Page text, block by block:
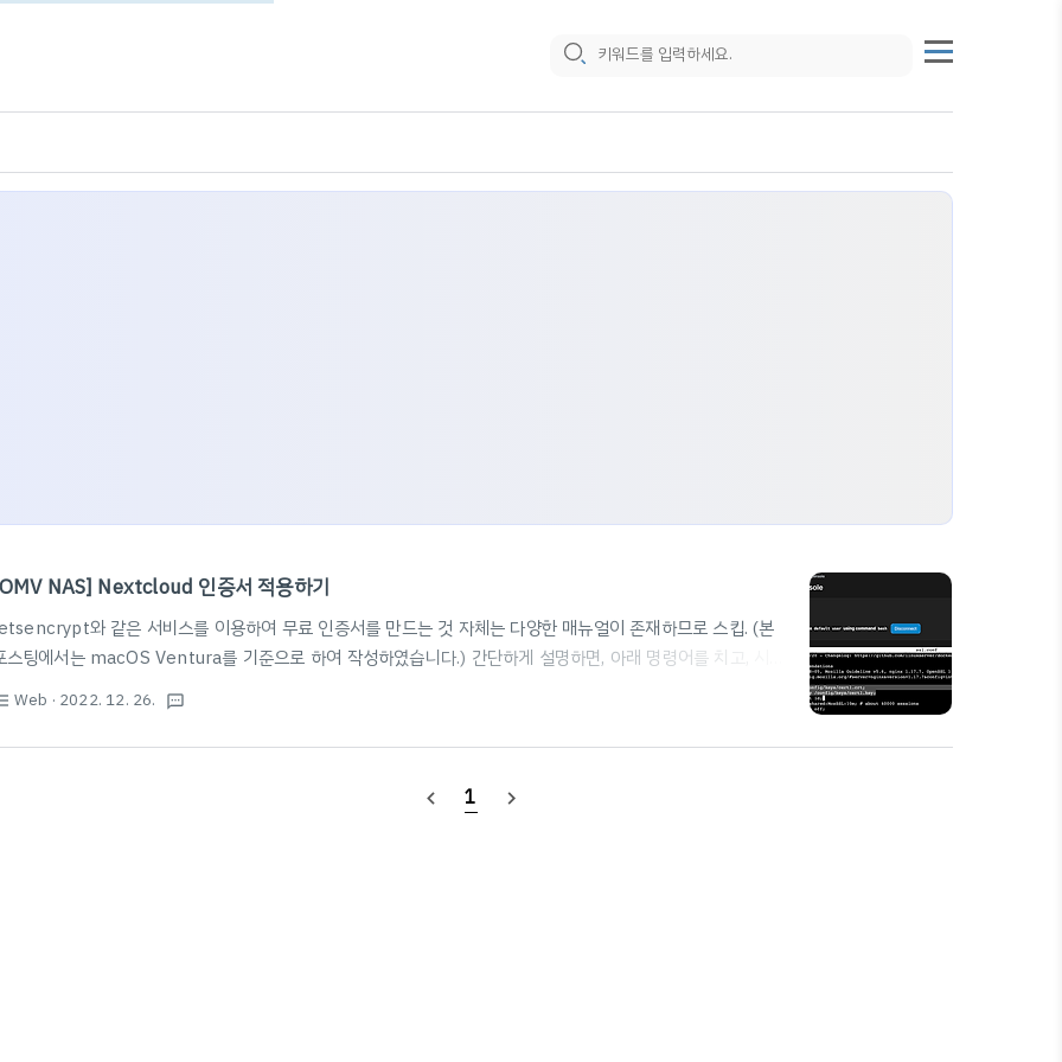
NAS] Nextcloud 인증서 적용하기
와 같은 서비스를 이용하여 무료 인증서를 만드는 것 자체는 다양한 매뉴얼이 존재하므로 스킵. (본
스팅에서는 macOS Ventura를 기준으로 하여 작성하였습니다.) 간단하게 설명하면, 아래 명령어를 치고, 시키
는 대로 사이트 주소와 이메일 등을 입력하고, DNS 제공자에서 챌린지 TXT를 업데이트해 주면 된다. (DNS 접근
권한이 필요하다.) sudo certbot certonly --manual -v --preferred-challenges dns macOS 기준,
로 letsencrypt로 인증서를 만들면 /private/etc/letsencrypt/archive/[사이트주소] 에 다음과 같
Web · 2022. 12. 26. textsms
navigate_before 1 navigate_next